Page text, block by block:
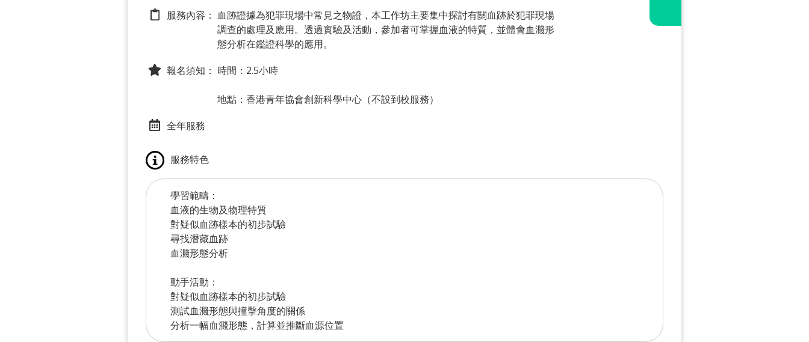
服務內容： 血跡證據為犯罪現場中常見之物證，本工作坊主要集中探討有關血跡於犯罪現場
調查的處理及應用。透過實驗及活動，參加者可掌握血液的特質，並體會血濺形
態分析在鑑證科學的應用。
報名須知： 時間：2.5小時
地點：香港青年協會創新科學中心（不設到校服務）
全年服務
服務特色
學習範疇：
血液的生物及物理特質
對疑似血跡樣本的初步試驗
尋找潛藏血跡
血濺形態分析
動手活動：
對疑似血跡樣本的初步試驗
測試血濺形態與撞擊角度的關係
分析一幅血濺形態，計算並推斷血源位置